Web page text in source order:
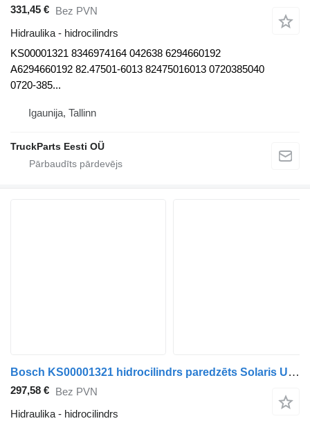
331,45 € Bez PVN
Hidraulika - hidrocilindrs
KS00001321 8346974164 042638 6294660192
A6294660192 82.47501-6013 82475016013 0720385040
0720-385...
Igaunija, Tallinn
TruckParts Eesti OÜ
Bosch KS00001321 hidrocilindrs paredzēts Solaris Urbino, Alpino, Vacanza (1999-) autobusa
297,58 € Bez PVN
Hidraulika - hidrocilindrs